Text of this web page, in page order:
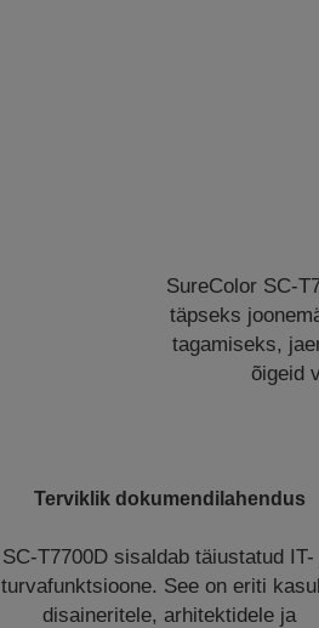
SureColor SC-
täpseks
tagamiseks,
õigeid
Terviklik dokumendilahendus
SC-T7700D sisaldab täiustatud IT-
turvafunktsioone. See on eriti
disaineritele, arhitektidele ja